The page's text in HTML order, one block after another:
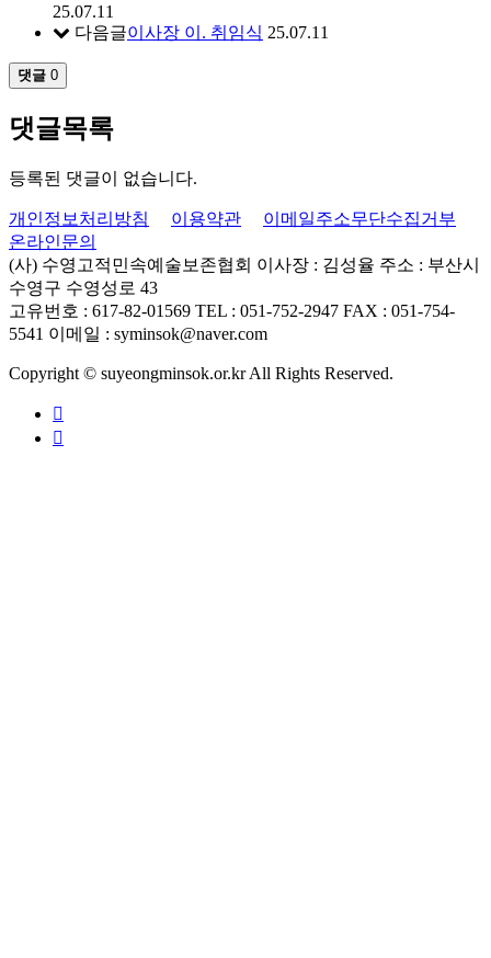
25.07.11
다음글이사장 이. 취임식 25.07.11
댓글 0
댓글목록
등록된 댓글이 없습니다.
개인정보처리방침 이용약관
이메일주소무단수집거부
온라인문의
(사) 수영고적민속예술보존협회 이사장 : 김성율 주소 : 부산시
수영구 수영성로 43
고유번호 : 617-82-01569 TEL : 051-752-2947 FAX : 051-754-
5541 이메일 : syminsok@naver.com
Copyright © suyeongminsok.or.kr All Rights Reserved.